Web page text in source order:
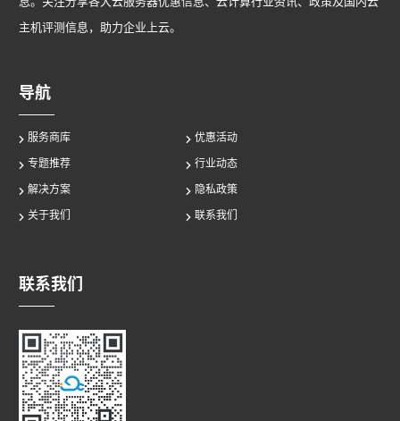
主机评测信息，助力企业上云。
导航
服务商库
优惠活动
专题推荐
行业动态
解决方案
隐私政策
关于我们
联系我们
联系我们